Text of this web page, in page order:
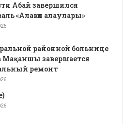
Абай завершился
«Алакөл алаулары»
районной больнице
Мақаншы завершается
ремонт